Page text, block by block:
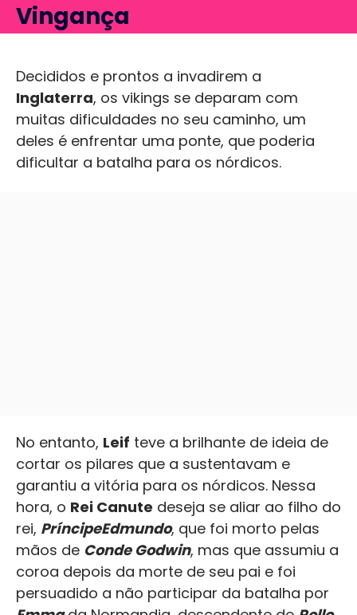
Vingança
Decididos e prontos a invadirem a
Inglaterra, os vikings se deparam com
muitas dificuldades no seu caminho, um
deles é enfrentar uma ponte, que poderia
dificultar a batalha para os nórdicos.
No entanto, Leif teve a brilhante de ideia de
cortar os pilares que a sustentavam e
garantiu a vitória para os nórdicos. Nessa
hora, o Rei Canute deseja se aliar ao filho do
rei, PríncipeEdmundo, que foi morto pelas
mãos de Conde Godwin, mas que assumiu a
coroa depois da morte de seu pai e foi
persuadido a não participar da batalha por